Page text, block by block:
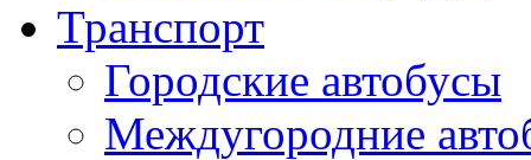
Транспорт
Городские автобусы
Междугородние